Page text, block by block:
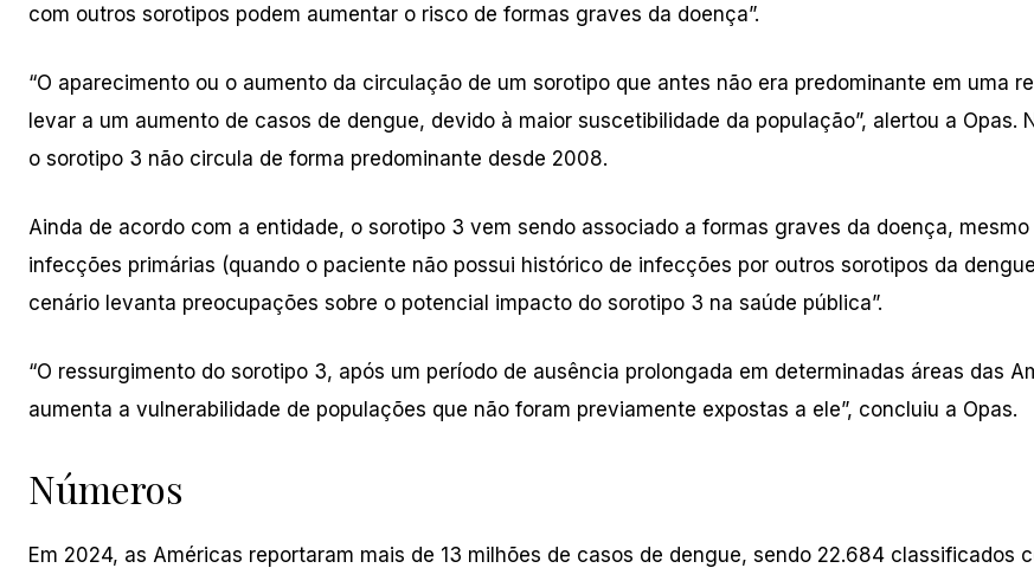
com outros sorotipos podem aumentar o risco de formas graves da doença”.
“O aparecimento ou o aumento da circulação de um sorotipo que antes não era predominante em uma
levar a um aumento de casos de dengue, devido à maior suscetibilidade da população”, alertou a Opas.
o sorotipo 3 não circula de forma predominante desde 2008.
Ainda de acordo com a entidade, o sorotipo 3 vem sendo associado a formas graves da doença, mesmo
infecções primárias (quando o paciente não possui histórico de infecções por outros sorotipos da
cenário levanta preocupações sobre o potencial impacto do sorotipo 3 na saúde pública”.
“O ressurgimento do sorotipo 3, após um período de ausência prolongada em determinadas áreas das
aumenta a vulnerabilidade de populações que não foram previamente expostas a ele”, concluiu a Opas.
Números
Em 2024, as Américas reportaram mais de 13 milhões de casos de dengue, sendo 22.684 classificados